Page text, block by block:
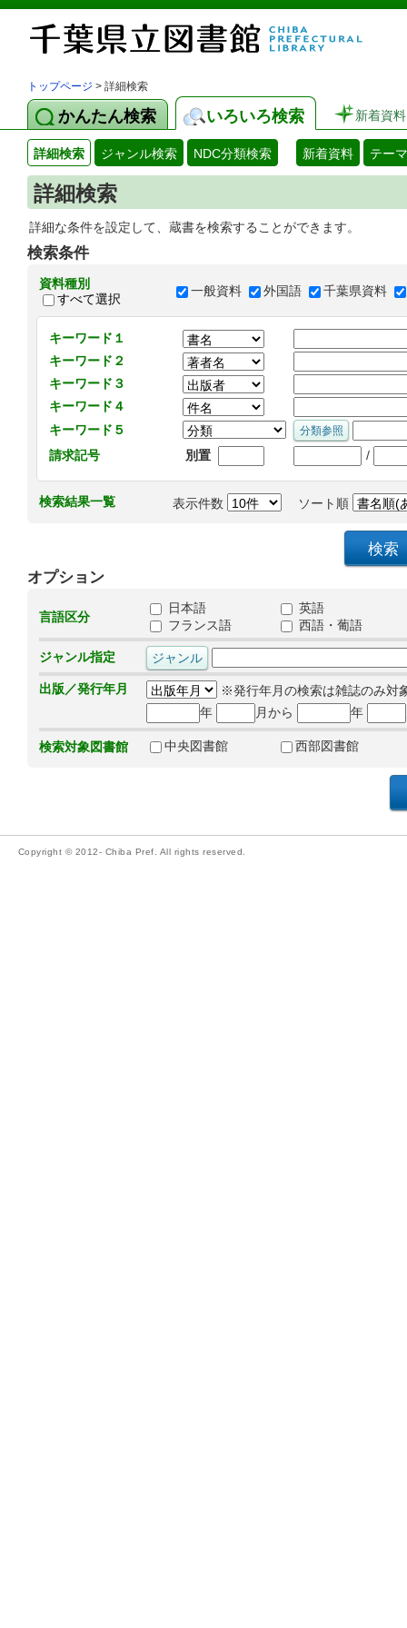
トップページ > 詳細検索
かんたん検索 いろいろ検索 新着資料
詳細検索 ジャンル検索 NDC分類検索 新着資料 テー
詳細検索
詳細な条件を設定して、蔵書を検索することができます。
検索条件
資料種別
すべて選択
一般資料 外国語 千葉県資料
キーワード１
キーワード２
キーワード３
キーワード４
キーワード５
請求記号
別置 /
検索結果一覧 表示件数 ソート順
オプション
言語区分
日本語
英語
フランス語
西語・葡語
ジャンル指定
出版／発行年月
※発行年月の検索は雑誌のみ対
年
月から 年
検索対象図書館 中央図書館 西部図書館
Copyright © 2012- Chiba Pref. All rights reserved.